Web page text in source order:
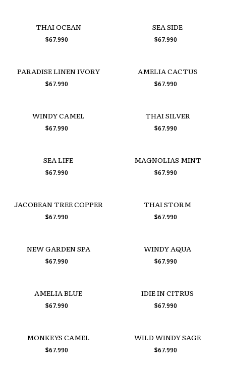
THAI OCEAN
$67.990
SEA SIDE
$67.990
PARADISE LINEN IVORY
$67.990
AMELIA CACTUS
$67.990
WINDY CAMEL
$67.990
THAI SILVER
$67.990
SEA LIFE
$67.990
MAGNOLIAS MINT
$67.990
JACOBEAN TREE COPPER
$67.990
THAI STORM
$67.990
NEW GARDEN SPA
$67.990
WINDY AQUA
$67.990
AMELIA BLUE
$67.990
IDIE IN CITRUS
$67.990
MONKEYS CAMEL
$67.990
WILD WINDY SAGE
$67.990